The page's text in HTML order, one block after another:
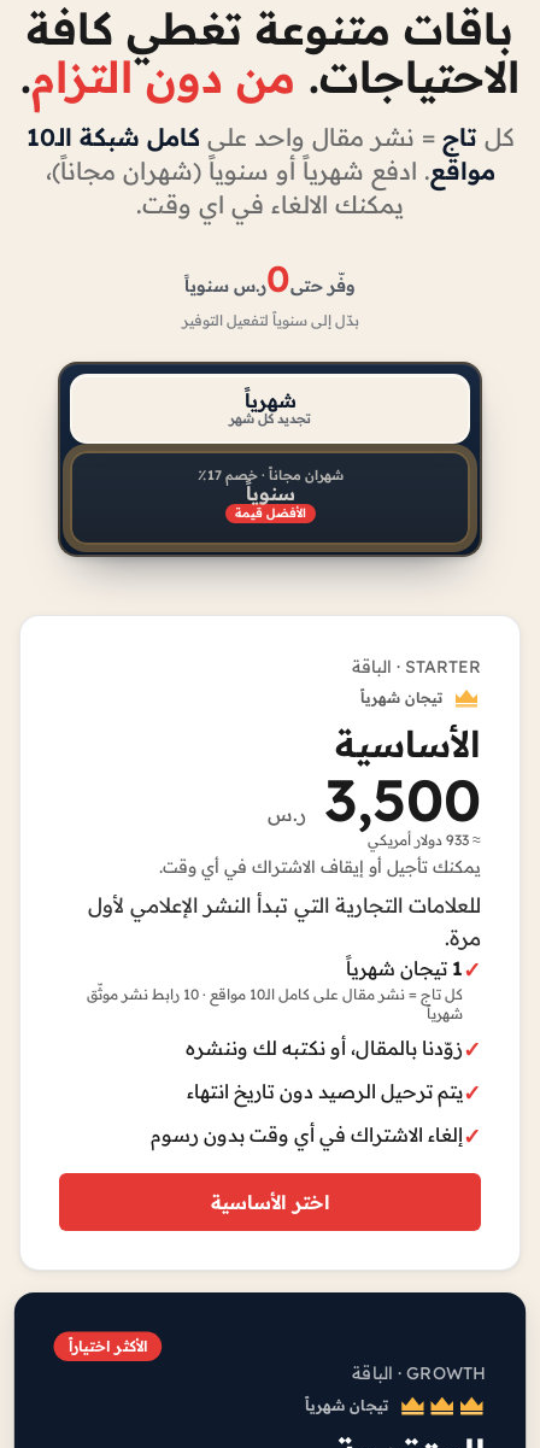
باقات متنوعة تغطي كافة
الاحتياجات. من دون التزام.
كل تاج = نشر مقال واحد على
كامل شبكة الـ10
مواقع. ادفع شهرياً أو سنوياً (شهران مجاناً)،
يمكنك الالغاء في اي وقت.
وفّر حتى0ر.س سنوياً
بدّل إلى سنوياً لتفعيل التوفير
شهرياً
تجديد كل شهر
سنوياً
الأفضل قيمة
شهران مجاناً · خصم 17٪
STARTER · الباقة
تيجان شهرياً
الأساسية
3,500 ر.س
≈ 933 دولار أمريكي
يمكنك تأجيل أو إيقاف الاشتراك في أي وقت.
للعلامات التجارية التي تبدأ النشر الإعلامي لأول
مرة.
1 تيجان شهرياً
كل تاج = نشر مقال على كامل الـ10 مواقع · 10 رابط نشر موثّق
شهرياً
زوّدنا بالمقال، أو نكتبه لك وننشره
يتم ترحيل الرصيد دون تاريخ انتهاء
إلغاء الاشتراك في أي وقت بدون رسوم
اختر الأساسية
الأكثر اختياراً
GROWTH · الباقة
تيجان شهرياً